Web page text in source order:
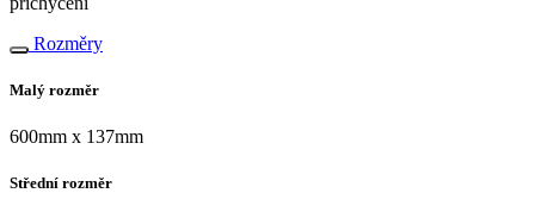
Rozměry
Malý rozměr
600mm x 137mm
Střední rozměr